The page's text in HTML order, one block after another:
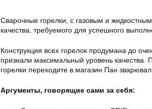
Сварочные горелки, с газовым и
качества, требуемого для успешного
Конструкция всех горелок продумана до
признали максимальный уровень
горелки переходите в магазин Пан
Аргументы, говорящие сами за себя: